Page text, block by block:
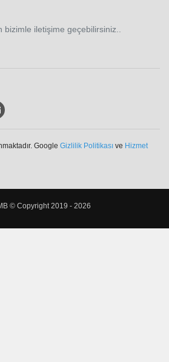
bizimle iletişime geçebilirsiniz..
Google Gizlilik Politikası ve Hizmet
© Copyright 2019 - 2026